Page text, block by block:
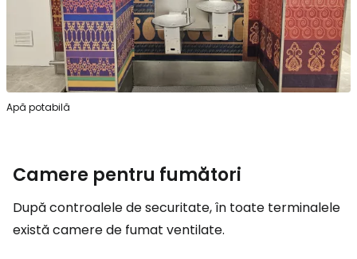
Apă potabilă
Camere pentru fumători
După controalele de securitate, în toate terminalele
există camere de fumat ventilate.